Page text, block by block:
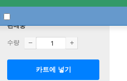
판매중
수량
카트에 넣기